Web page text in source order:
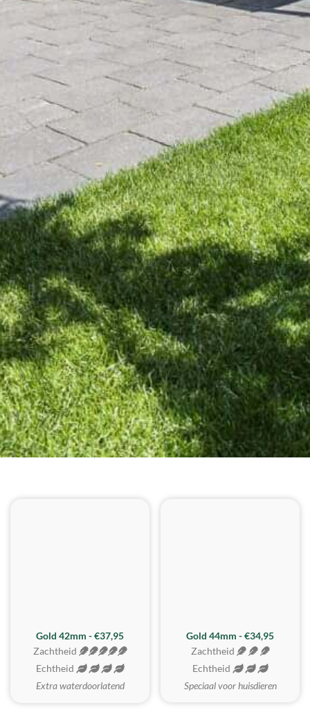
ZACHTSTE
Gold 42mm - €37,95
Zachtheid
Echtheid
Extra waterdoorlatend
Gold 44mm - €34,95
Zachtheid
Echtheid
Speciaal voor huisdieren